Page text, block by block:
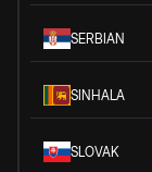
SERBIAN
SINHALA
SLOVAK